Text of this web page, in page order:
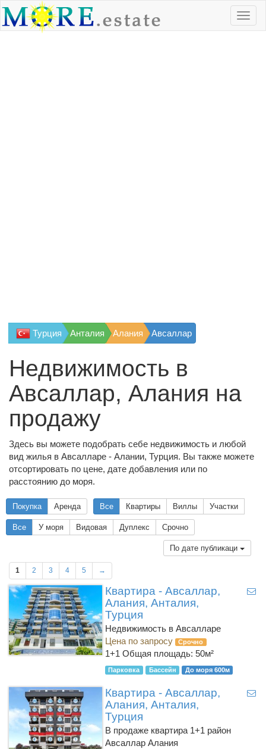
Турция Анталия Алания Авсаллар
Недвижимость в
Авсаллар, Алания на
продажу
Здесь вы можете подобрать себе недвижимость и любой
вид жилья в Авсалларе - Алании, Турция. Вы также можете
отсортировать по цене, дате добавления или по
расстоянию до моря.
Покупка Аренда Все Квартиры Виллы Участки
Все У моря Видовая Дуплекс Срочно
По дате публикаци
1 2 3 4 5 →
Квартира - Авсаллар,
Алания, Анталия,
Турция
Недвижимость в Авсалларе
Цена по запросу
Срочно
1+1 Общая площадь: 50м²
Парковка Бассейн До моря 600м
Квартира - Авсаллар,
Алания, Анталия,
Турция
В продаже квартира 1+1 район
Авсаллар Алания